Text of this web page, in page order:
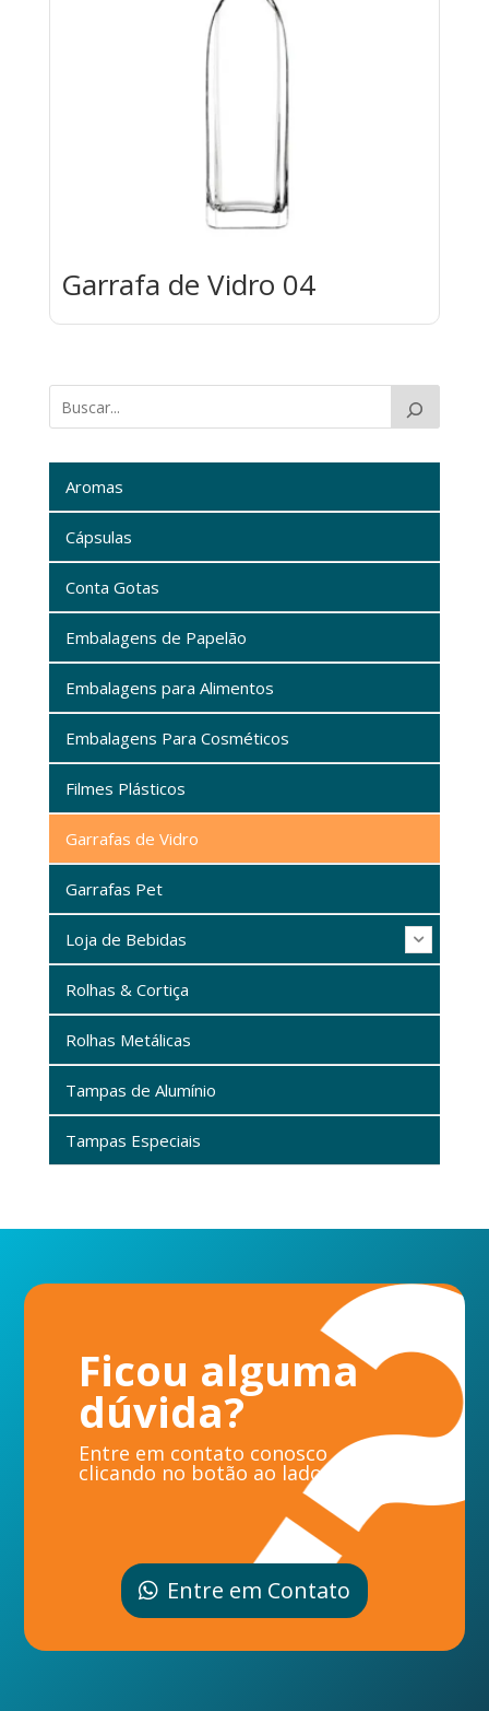
Garrafa de Vidro 04
Aromas
Cápsulas
Conta Gotas
Embalagens de Papelão
Embalagens para Alimentos
Embalagens Para Cosméticos
Filmes Plásticos
Garrafas de Vidro
Garrafas Pet
Loja de Bebidas
Rolhas & Cortiça
Rolhas Metálicas
Tampas de Alumínio
Tampas Especiais
Ficou alguma
dúvida?
Entre em contato conosco
clicando no botão ao lado.
Entre em Contato